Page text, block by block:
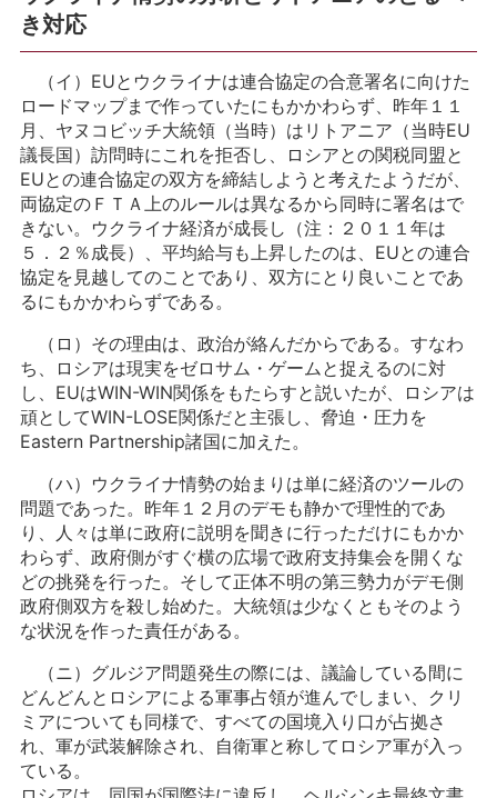
き対応
（イ）EUとウクライナは連合協定の合意署名に向けた
ロードマップまで作っていたにもかかわらず、昨年１１
月、ヤヌコビッチ大統領（当時）はリトアニア（当時EU
議長国）訪問時にこれを拒否し、ロシアとの関税同盟と
EUとの連合協定の双方を締結しようと考えたようだが、
両協定のＦＴＡ上のルールは異なるから同時に署名はで
きない。ウクライナ経済が成長し（注：２０１１年は
５．２％成長）、平均給与も上昇したのは、EUとの連合
協定を見越してのことであり、双方にとり良いことであ
るにもかかわらずである。
（ロ）その理由は、政治が絡んだからである。すなわ
ち、ロシアは現実をゼロサム・ゲームと捉えるのに対
し、EUはWIN-WIN関係をもたらすと説いたが、ロシアは
頑としてWIN-LOSE関係だと主張し、脅迫・圧力を
Eastern Partnership諸国に加えた。
（ハ）ウクライナ情勢の始まりは単に経済のツールの
問題であった。昨年１２月のデモも静かで理性的であ
り、人々は単に政府に説明を聞きに行っただけにもかか
わらず、政府側がすぐ横の広場で政府支持集会を開くな
どの挑発を行った。そして正体不明の第三勢力がデモ側
政府側双方を殺し始めた。大統領は少なくともそのよう
な状況を作った責任がある。
（ニ）グルジア問題発生の際には、議論している間に
どんどんとロシアによる軍事占領が進んでしまい、クリ
ミアについても同様で、すべての国境入り口が占拠さ
れ、軍が武装解除され、自衛軍と称してロシア軍が入っ
ている。